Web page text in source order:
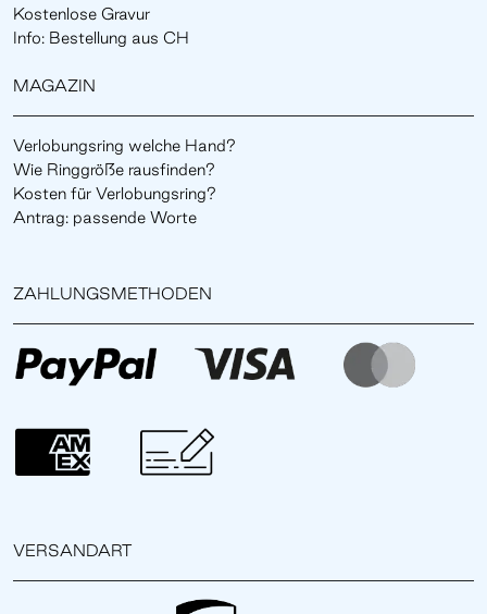
Kostenlose Gravur
Info: Bestellung aus CH
MAGAZIN
Verlobungsring welche Hand?
Wie Ringgröße rausfinden?
Kosten für Verlobungsring?
Antrag: passende Worte
ZAHLUNGSMETHODEN
VERSANDART